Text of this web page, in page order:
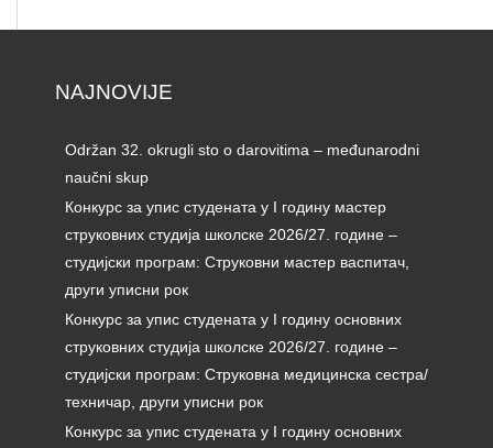
NAJNOVIJE
Održan 32. okrugli sto o darovitima – međunarodni
naučni skup
Конкурс за упис студената у I годину мастер
струковних студија школске 2026/27. године –
студијски програм: Струковни мастер васпитач,
други уписни рок
Конкурс за упис студената у I годину основних
струковних студија школске 2026/27. године –
студијски програм: Струковна медицинска сестра/
техничар, други уписни рок
Конкурс за упис студената у I годину основних